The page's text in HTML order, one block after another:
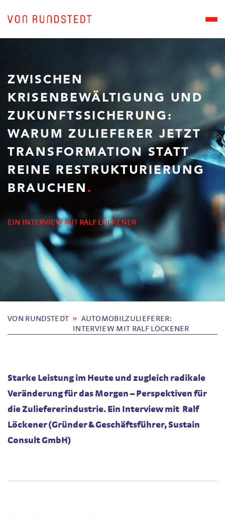
ZWISCHEN
KRISENBEWÄLTIGUNG UND
ZUKUNFTSSICHERUNG:
WARUM ZULIEFERER JETZT
TRANSFORMATION STATT
REINE RESTRUKTURIERUNG
BRAUCHEN
EIN INTERVIEW MIT RALF LÖCKENER
VON RUNDSTEDT
AUTOMOBILZULIEFERER:
INTERVIEW MIT RALF LÖCKENER
Starke Leistung im Heute und zugleich radikale
Veränderung für das Morgen – Perspektiven für
die Zuliefererindustrie. Ein Interview mit Ralf
Löckener (Gründer & Geschäftsführer, Sustain
Consult GmbH)